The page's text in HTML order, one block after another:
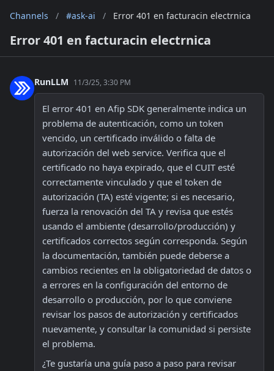
Channels / #ask-ai / Error 401 en facturacin electrnica
Error 401 en facturacin electrnica
RunLLM 11/3/25, 3:30 PM
El error 401 en Afip SDK generalmente indica un
problema de autenticación, como un token
vencido, un certificado inválido o falta de
autorización del web service. Verifica que el
certificado no haya expirado, que el CUIT esté
correctamente vinculado y que el token de
autorización (TA) esté vigente; si es necesario,
fuerza la renovación del TA y revisa que estés
usando el ambiente (desarrollo/producción) y
certificados correctos según corresponda. Según
la documentación, también puede deberse a
cambios recientes en la obligatoriedad de datos o
a errores en la configuración del entorno de
desarrollo o producción, por lo que conviene
revisar los pasos de autorización y certificados
nuevamente, y consultar la comunidad si persiste
el problema.
¿Te gustaría una guía paso a paso para revisar